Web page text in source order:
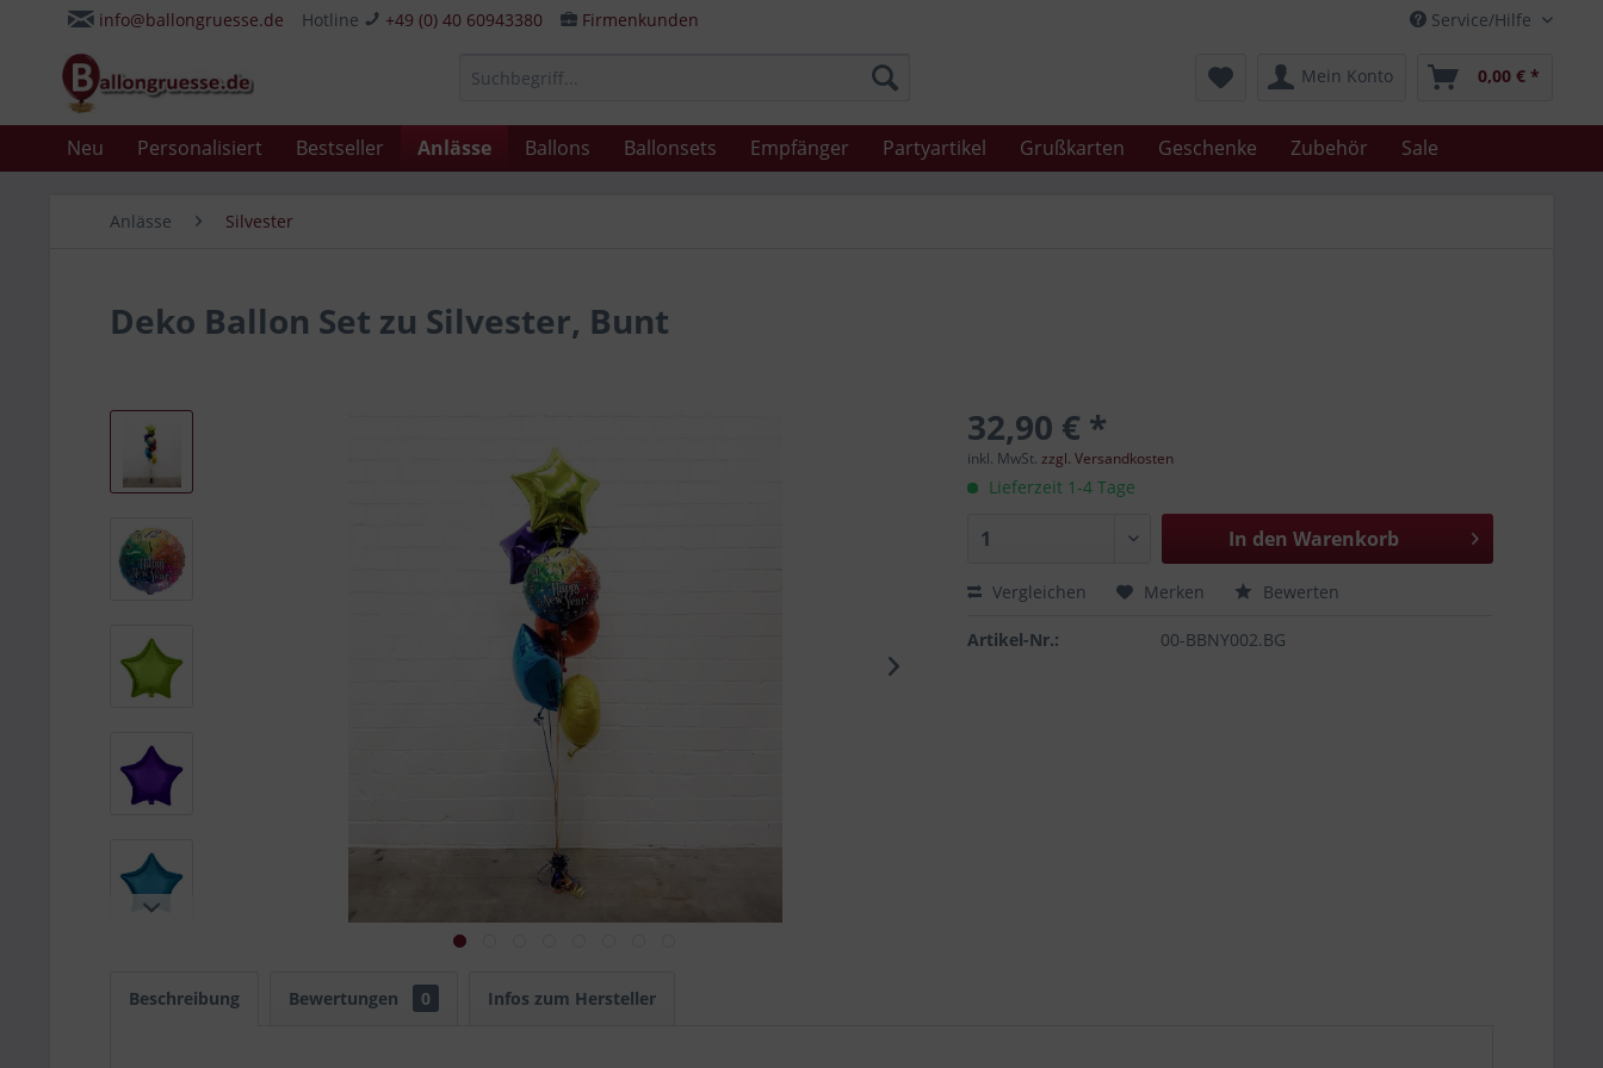
Service/Hilfe
info@ballongruesse.de Hotline +49 (0) 40 60943380 Firmenkunden
Mein Konto 0,00 € *
Neu Personalisiert Bestseller Anlässe Ballons Ballonsets Empfänger Partyartikel Grußkarten Geschenke Zubehör Sale
Anlässe Silvester
Deko Ballon Set zu Silvester, Bunt
32,90 € *
inkl. MwSt.zzgl. Versandkosten
Lieferzeit 1-4 Tage
In den Warenkorb
Vergleichen Merken Bewerten
Artikel-Nr.: 00-BBNY002.BG
Beschreibung Bewertungen 0 Infos zum Hersteller